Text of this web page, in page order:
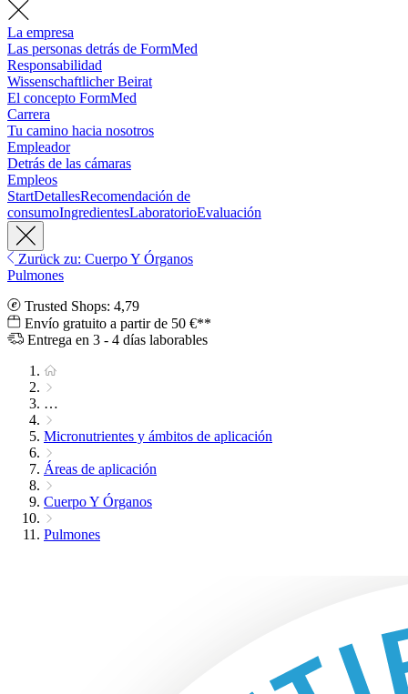
La empresa
Las personas detrás de FormMed
Responsabilidad
Wissenschaftlicher Beirat
El concepto FormMed
Carrera
Tu camino hacia nosotros
Empleador
Detrás de las cámaras
Empleos
StartDetallesRecomendación de
consumoIngredientesLaboratorioEvaluación
Zurück zu: Cuerpo Y Órganos
Pulmones
Trusted Shops: 4,79
Envío gratuito a partir de 50 €**
Entrega en 3 - 4 días laborables
…
Micronutrientes y ámbitos de aplicación
Áreas de aplicación
Cuerpo Y Órganos
Pulmones